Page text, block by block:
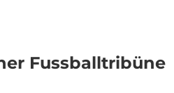
Fussballtribüne